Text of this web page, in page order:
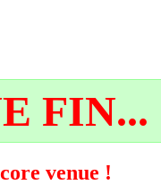
FIN...
venue !